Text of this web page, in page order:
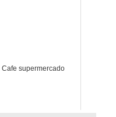
Cafe supermercado